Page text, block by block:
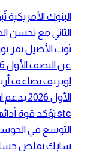
البنوك الأمريكية
الثاني مع تحسن
عن النصف الأول 2026
الأول 2026 بدعم ارتفاع أسعار زيوت الأساس
التوسع في الحوسبة